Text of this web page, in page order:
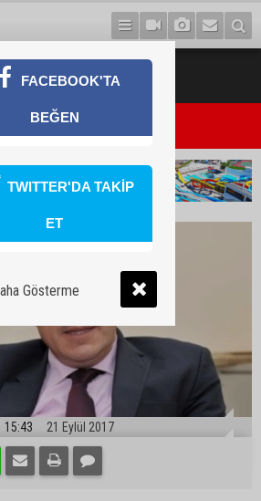
çerçeve başka şey
15:43 21 Eylül 2017
FACEBOOK'TA
BEĞEN
TWITTER'DA TAKİP
ET
Gösterme